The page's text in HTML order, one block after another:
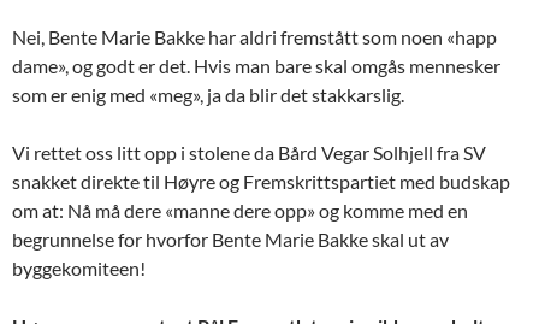
Nei, Bente Marie Bakke har aldri fremstått som noen «happ
dame», og godt er det. Hvis man bare skal omgås mennesker
som er enig med «meg», ja da blir det stakkarslig.
Vi rettet oss litt opp i stolene da Bård Vegar Solhjell fra SV
snakket direkte til Høyre og Fremskrittspartiet med budskap
om at: Nå må dere «manne dere opp» og komme med en
begrunnelse for hvorfor Bente Marie Bakke skal ut av
byggekomiteen!